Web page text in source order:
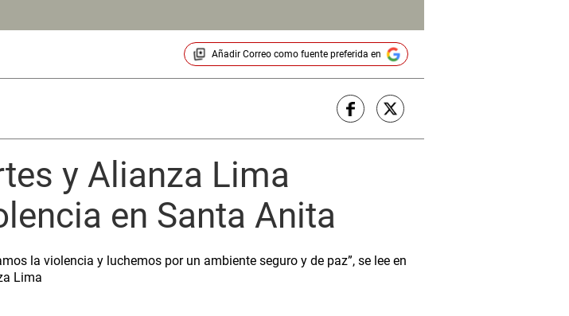
Añadir Correocomo fuente preferida en
y Alianza Lima
en Santa Anita
la violencia y luchemos por un ambiente seguro y de paz”, se lee en
Lima